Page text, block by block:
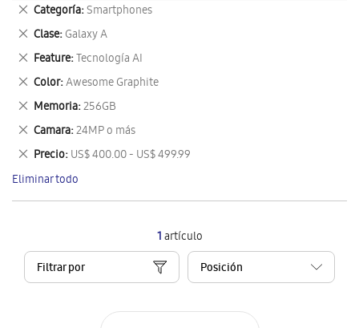
1artículo
Filtrar por
Categoría Smartphones
Eliminar
este
artículo
Clase Galaxy A
Eliminar
este
artículo
Feature Tecnología AI
Eliminar
este
artículo
Color Awesome Graphite
Eliminar
este
artículo
Memoria 256GB
Eliminar
este
artículo
Camara 24MP o más
Eliminar
este
artículo
Precio US$ 400.00 - US$ 499.99
Eliminar
este
artículo
Eliminar todo